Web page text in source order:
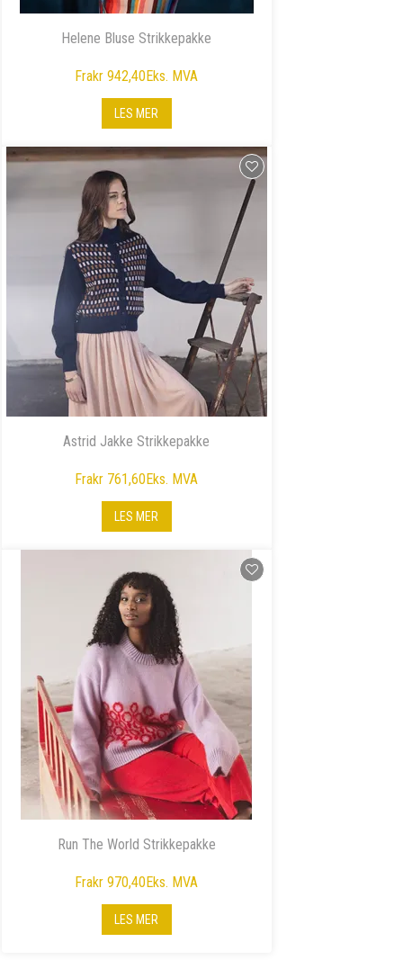
Helene Bluse Strikkepakke
Frakr 942,40Eks. MVA
LES MER
Astrid Jakke Strikkepakke
Frakr 761,60Eks. MVA
LES MER
Run The World Strikkepakke
Frakr 970,40Eks. MVA
LES MER